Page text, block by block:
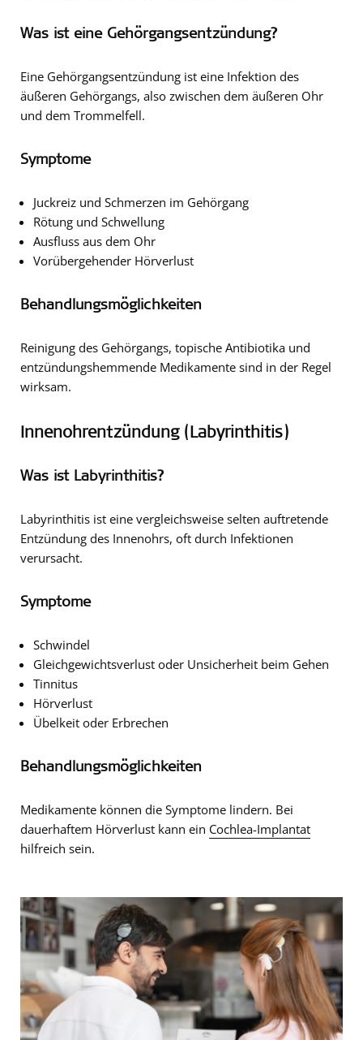
Was ist eine Gehörgangsentzündung?
Eine Gehörgangsentzündung ist eine Infektion des
äußeren Gehörgangs, also zwischen dem äußeren Ohr
und dem Trommelfell.
Symptome
Juckreiz und Schmerzen im Gehörgang
Rötung und Schwellung
Ausfluss aus dem Ohr
Vorübergehender Hörverlust
Behandlungsmöglichkeiten
Reinigung des Gehörgangs, topische Antibiotika und
entzündungshemmende Medikamente sind in der Regel
wirksam.
Innenohrentzündung (Labyrinthitis)
Was ist Labyrinthitis?
Labyrinthitis ist eine vergleichsweise selten auftretende
Entzündung des Innenohrs, oft durch Infektionen
verursacht.
Symptome
Schwindel
Gleichgewichtsverlust oder Unsicherheit beim Gehen
Tinnitus
Hörverlust
Übelkeit oder Erbrechen
Behandlungsmöglichkeiten
Medikamente können die Symptome lindern. Bei
dauerhaftem Hörverlust kann ein Cochlea-Implantat
hilfreich sein.